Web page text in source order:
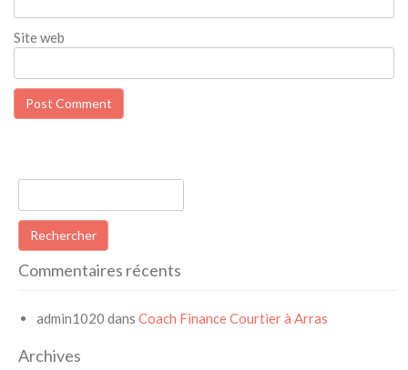
Site web
Commentaires récents
admin1020 dansCoach Finance Courtier à Arras
Archives